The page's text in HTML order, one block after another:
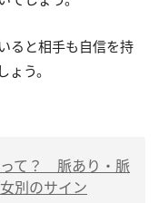
ると相手も自信を持
う。
って？ 脈あり・脈
別のサイン